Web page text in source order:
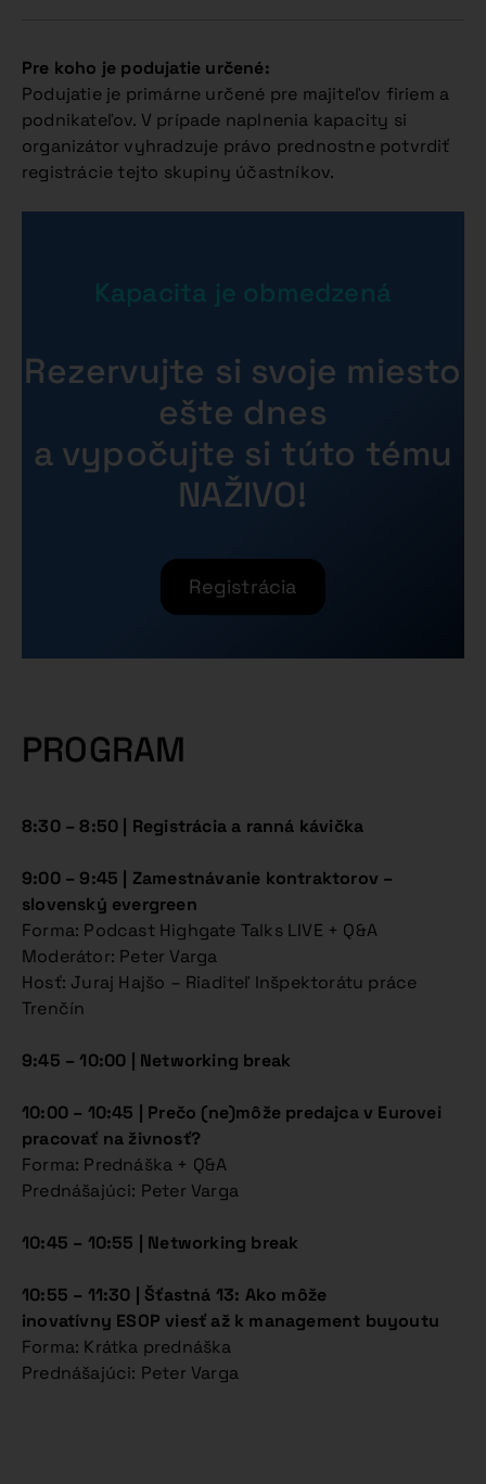
Pre koho je podujatie určené:
Podujatie je primárne určené pre majiteľov firiem a
podnikateľov. V prípade naplnenia kapacity si
organizátor vyhradzuje právo prednostne potvrdiť
registrácie tejto skupiny účastníkov.
Kapacita je obmedzená
Rezervujte si svoje miesto
ešte dnes
a vypočujte si túto tému
NAŽIVO!
Registrácia
PROGRAM
8:30 – 8:50 | Registrácia a ranná kávička
9:00 – 9:45 | Zamestnávanie kontraktorov –
slovenský evergreen
Forma: Podcast Highgate Talks LIVE + Q&A
Moderátor: Peter Varga
Hosť: Juraj Hajšo – Riaditeľ Inšpektorátu práce
Trenčín
9:45 – 10:00 | Networking break
10:00 – 10:45 | Prečo (ne)môže predajca v Eurovei
pracovať na živnosť?
Forma: Prednáška + Q&A
Prednášajúci: Peter Varga
10:45 – 10:55 | Networking break
10:55 – 11:30 |
Šťastná 13: Ako môže
inovatívny ESOP viesť až k management buyoutu
Forma: Krátka prednáška
Prednášajúci: Peter Varga